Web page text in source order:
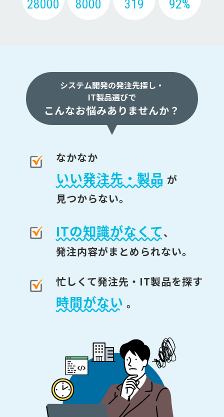
28000 8000 319 92%
システム開発の発注先探し・
IT製品選びで
こんなお悩みありませんか？
なかなか
いい発注先・製品 が
見つからない。
ITの知識がなくて、
発注内容がまとめられない。
忙しくて発注先・IT製品を探す
時間がない 。